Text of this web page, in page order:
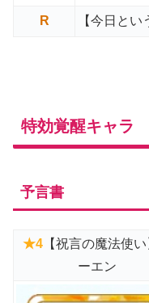
R 【今日と
特効覚醒キャラ
予言書
★4【祝言の魔法使い
ーエン